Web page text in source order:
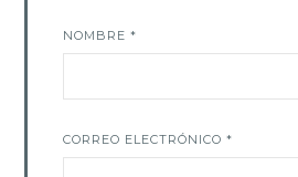
NOMBRE*
CORREO ELECTRÓNICO*